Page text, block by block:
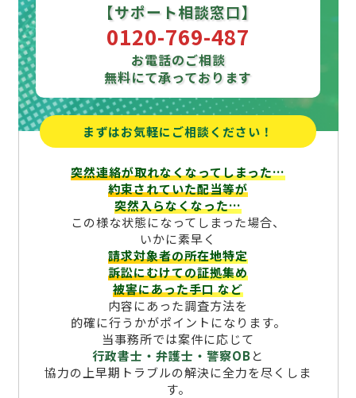
【サポート相談窓口】
0120-769-487
お電話のご相談
無料にて承っております
まずはお気軽にご相談ください！
突然連絡が取れなくなってしまった…
約束されていた配当等が
突然入らなくなった…
この様な状態になってしまった場合、
いかに素早く
請求対象者の所在地特定
訴訟にむけての証拠集め
被害にあった手口など
内容にあった調査方法を
的確に行うかがポイントになります。
当事務所では案件に応じて
行政書士・弁護士・警察OBと
協力の上早期トラブルの解決に全力を尽くしま
す。